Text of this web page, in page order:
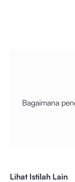
Bagaimana
Lihat Istilah Lain